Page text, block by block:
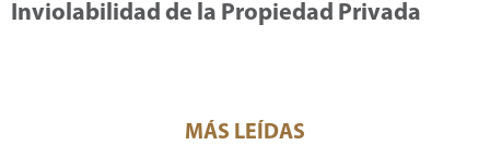
Inviolabilidad de la Propiedad Privada
MÁS LEÍDAS